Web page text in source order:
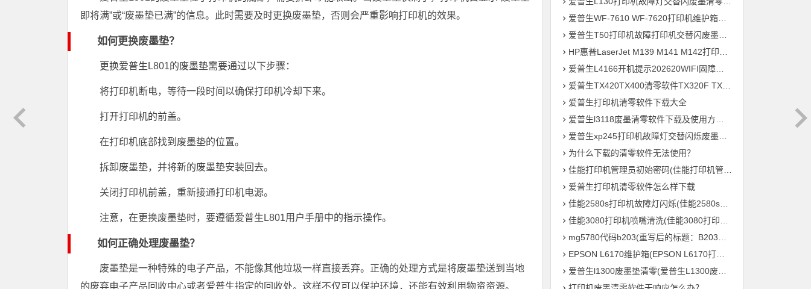
即将满”或“废墨垫已满”的信息。此时需要及时更换废墨垫，否则会严重影响打印机的效果。
如何更换废墨垫？
更换爱普生L801的废墨垫需要通过以下步骤：
将打印机断电，等待一段时间以确保打印机冷却下来。
打开打印机的前盖。
在打印机底部找到废墨垫的位置。
拆卸废墨垫，并将新的废墨垫安装回去。
关闭打印机前盖，重新接通打印机电源。
注意，在更换废墨垫时，要遵循爱普生L801用户手册中的指示操作。
如何正确处理废墨垫？
废墨垫是一种特殊的电子产品，不能像其他垃圾一样直接丢弃。正确的处理方式是将废墨垫送到当地
的废弃电子产品回收中心或者爱普生指定的回收处。这样不仅可以保护环境，还能有效利用物资资源。
爱普生WF-7610 WF-7620打印机维护箱寿命清零不识别墨盒远程刷机
爱普生T50打印机故障打印机交替闪废墨清零软件下载教程
HP惠普LaserJet M139 M141 M142打印机屏幕显示电脑上识别机器型号为3020
爱普生L4166开机提示202620WIFI固障维修教程
爱普生TX420TX400清零软件TX320F TX700w打印机废墨收集垫满
爱普生打印机清零软件下载大全
爱普生l3118废墨清零软件下载及使用方法教程
爱普生xp245打印机故障灯交替闪烁废墨清零软件下载及使用方法教程
为什么下载的清零软件无法使用？
佳能打印机管理员初始密码(佳能打印机管理员默认密码是什么？)
爱普生打印机清零软件怎么样下载
佳能2580s打印机故障灯闪烁(佳能2580s打印机故障灯频繁闪烁怎么办？)
佳能3080打印机喷嘴清洗(佳能3080打印机喷头清理方法)
mg5780代码b203(重写后的标题：B203毛绒鸟打印机 – MG5780系列的新成员)
EPSON L6170维护箱(EPSON L6170打印机维护盒的重要性)
爱普生l1300废墨垫清零(爱普生L1300废墨垫重置，让您的打印机继续高效输出！)